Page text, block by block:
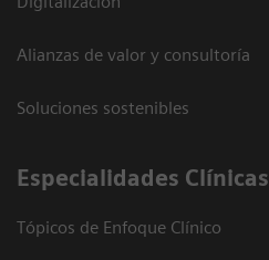
Alianzas de valor y consultoría
Soluciones sostenibles
Especialidades Clínicas
Tópicos de Enfoque Clínico